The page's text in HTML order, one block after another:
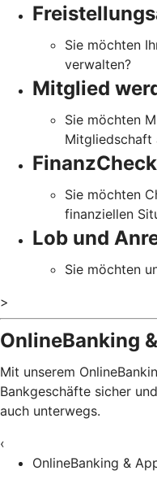
Sie möchten
verwalten?
Mitglied
Sie möchten
Mitgliedschaft
FinanzCheck
Sie möchten
finanziellen
Lob und
Sie möchten
>
OnlineBanking
Mit unserem
Bankgeschäfte sicher
auch unterwegs.
‹
OnlineBanking &